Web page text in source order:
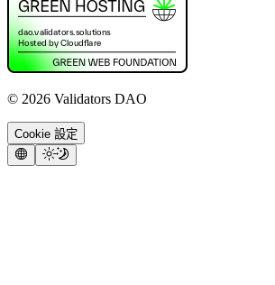
© 2026 Validators DAO
Cookie 設定